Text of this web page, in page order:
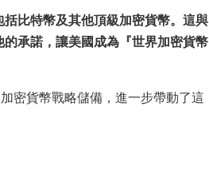
比特幣及其他頂級加密貨幣。這與
承諾，讓美國成為『世界加密貨幣
密貨幣戰略儲備，進一步帶動了這